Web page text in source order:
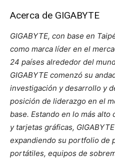
Acerca de GIGABYTE
GIGABYTE, con base en
como marca líder en el
24 países alrededor del
GIGABYTE comenzó su
investigación y desarrollo y
posición de liderazgo en el
base. Estando en lo más alto
y tarjetas gráficas,
expandiendo su portfolio de
portátiles, equipos de